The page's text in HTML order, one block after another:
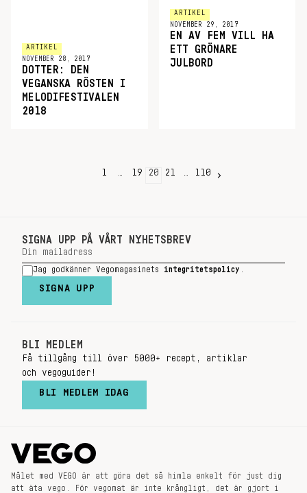
ARTIKEL
NOVEMBER 28, 2017
DOTTER: DEN
VEGANSKA RÖSTEN I
MELODIFESTIVALEN
2018
ARTIKEL
NOVEMBER 29, 2017
EN AV FEM VILL HA
ETT GRÖNARE
JULBORD
1 … 19 20 21 … 110
SIGNA UPP PÅ VÅRT NYHETSBREV
Jag godkänner Vegomagasinets integritetspolicy
SIGNA UPP
BLI MEDLEM
Få tillgång till över 5000+ recept, artiklar
och vegoguider!
BLI MEDLEM IDAG
Målet med VEGO är att göra det så himla enkelt för just dig
att äta vego. För vegomat är inte krångligt, det är gjort i